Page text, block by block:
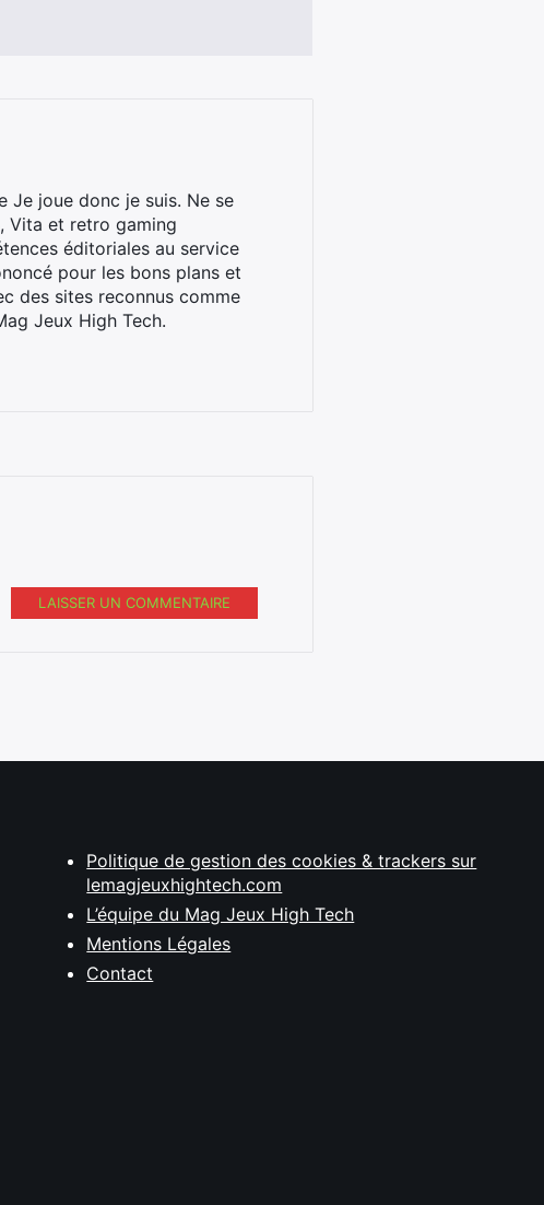
Je joue donc je suis. Ne se
Vita et retro gaming
éditoriales au service
pour les bons plans et
des sites reconnus comme
Jeux High Tech.
LAISSER UN COMMENTAIRE
Politique de gestion des cookies & trackers sur
lemagjeuxhightech.com
L’équipe du Mag Jeux High Tech
Mentions Légales
Contact